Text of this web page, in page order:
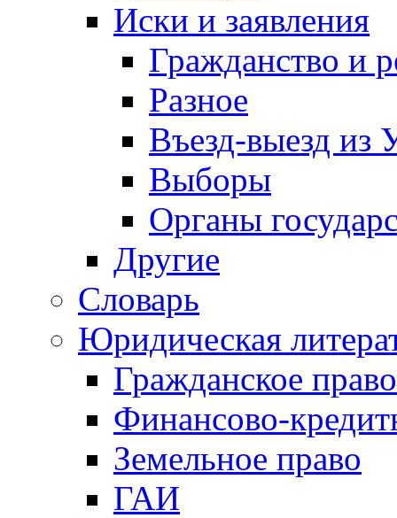
Иски и заявления
Гражданство и
Разное
Въезд-выезд из
Выборы
Органы
Другие
Словарь
Юридическая
Гражданское право
Финансово-
Земельное право
ГАИ